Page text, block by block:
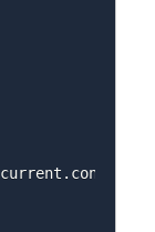
current . container